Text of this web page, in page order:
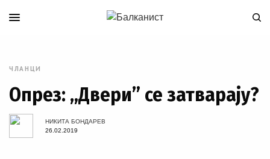
ЧЛАНЦИ
Опрез: „Двери” се затварају?
НИКИТА БОНДАРЕВ
26.02.2019